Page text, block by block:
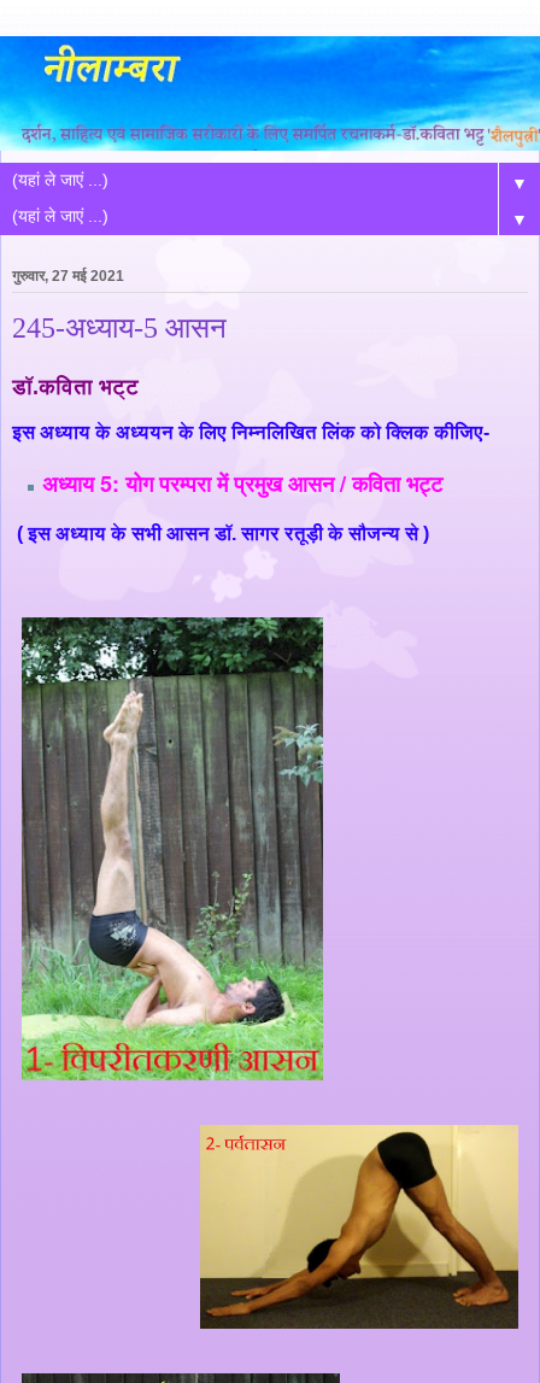
▼
▼
गुरुवार, 27 मई 2021
245-अध्याय-5 आसन
डॉ.कविता भट्ट
इस अध्याय के अध्ययन के लिए निम्नलिखित लिंक को क्लिक कीजिए-
अध्याय 5: योग परम्परा में प्रमुख आसन / कविता भट्ट
( इस अध्याय के सभी आसन डॉ. सागर रतूड़ी के सौजन्य से )